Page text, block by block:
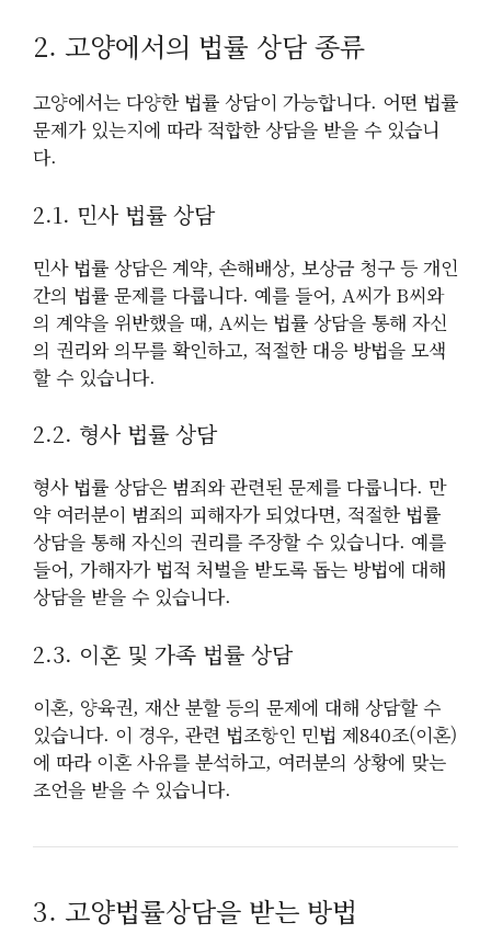
2. 고양에서의 법률 상담 종류
고양에서는 다양한 법률 상담이 가능합니다. 어떤 법률
문제가 있는지에 따라 적합한 상담을 받을 수 있습니
다.
2.1. 민사 법률 상담
민사 법률 상담은 계약, 손해배상, 보상금 청구 등 개인
간의 법률 문제를 다룹니다. 예를 들어, A씨가 B씨와
의 계약을 위반했을 때, A씨는 법률 상담을 통해 자신
의 권리와 의무를 확인하고, 적절한 대응 방법을 모색
할 수 있습니다.
2.2. 형사 법률 상담
형사 법률 상담은 범죄와 관련된 문제를 다룹니다. 만
약 여러분이 범죄의 피해자가 되었다면, 적절한 법률
상담을 통해 자신의 권리를 주장할 수 있습니다. 예를
들어, 가해자가 법적 처벌을 받도록 돕는 방법에 대해
상담을 받을 수 있습니다.
2.3. 이혼 및 가족 법률 상담
이혼, 양육권, 재산 분할 등의 문제에 대해 상담할 수
있습니다. 이 경우, 관련 법조항인 민법 제840조(이혼)
에 따라 이혼 사유를 분석하고, 여러분의 상황에 맞는
조언을 받을 수 있습니다.
3. 고양법률상담을 받는 방법